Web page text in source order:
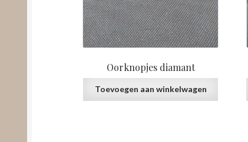
Oorknopjes diamant
Toevoegen aan winkelwagen